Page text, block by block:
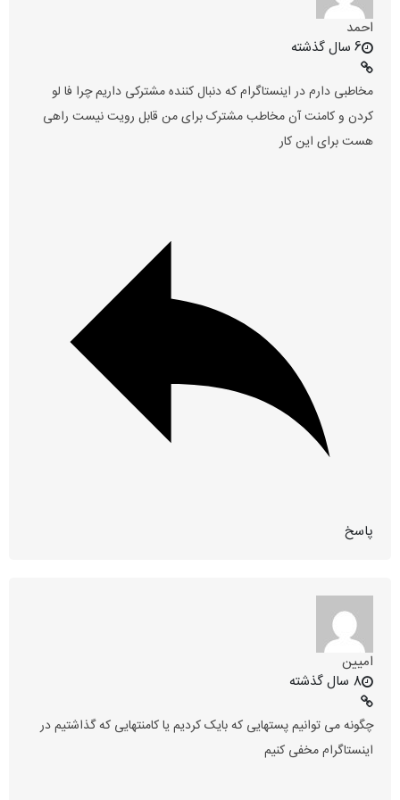
احمد
6 سال گذشته
مخاطبی دارم در اینستاگرام که دنبال کننده مشترکی داریم چرا فا لو
کردن و کامنت آن مخاطب مشترک برای من قابل رویت نیست راهی
هست برای این کار
پاسخ
امیین
8 سال گذشته
چگونه می توانیم پستهایی که بایک کردیم یا کامنتهایی که گذاشتیم در
اینستاگرام مخفی کنیم